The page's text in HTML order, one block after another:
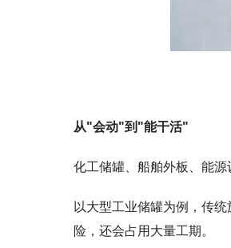
从"会动"到"能干活"
化工储罐、船舶外板、能源
以大型工业储罐为例，传
险，还会占用大量工期。